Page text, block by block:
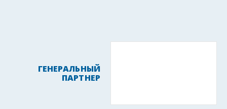
ГЕНЕРАЛЬНЫЙ
ПАРТНЕР